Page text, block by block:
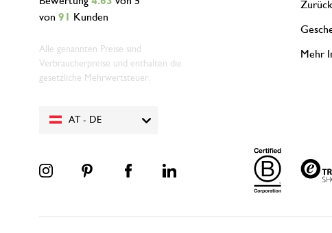
AT - DE
von 91 Kunden
Alle genannten Preise sind
Verbraucherpreise und enthalten die
gesetzliche Mehrwertsteuer.
Mehr